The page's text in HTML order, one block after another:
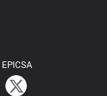
EPICSA